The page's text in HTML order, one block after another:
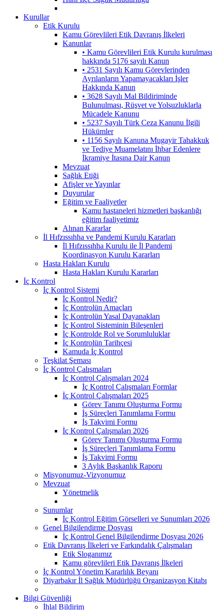
Kurullar
Etik Kurulu
Kamu Görevlileri Etik Davranış İlkeleri
Kanunlar
• Kamu Görevlileri Etik Kurulu kurulması
hakkında 5176 sayılı Kanun
• 2531 Sayılı Kamu Görevlerinden
Ayrılanların Yapamayacakları İşler
Hakkında Kanun
• 3628 Sayılı Mal Bildiriminde
Bulunulması, Rüşvet ve Yolsuzluklarla
Mücadele Kanunu
• 5237 Sayılı Türk Ceza Kanunu İlgili
Hükümler
• 1156 Sayılı Kanuna Mugayir Tahakkuk
ve Tediye Muamelatını İhbar Edenlere
İkramiye İtasına Dair Kanun
Mevzuat
Sağlık Etiği
Afişler ve Yayınlar
Duyurular
Eğitim ve Faaliyetler
Kamu hastaneleri hizmetleri başkanlığı
eğitim faaliyetimiz
Alınan Kararlar
İl Hıfzıssıhha ve Pandemi Kurulu Kararları
İl Hıfzıssıhha Kurulu ile İl Pandemi
Koordinasyon Kurulu Kararları
Hasta Hakları Kurulu
Hasta Hakları Kurulu Kararları
İç Kontrol
İç Kontrol Sistemi
İç Kontrol Nedir?
İç Kontrolün Amaçları
İç Kontrolün Yasal Dayanakları
İç Kontrol Sisteminin Bileşenleri
İç Kontrolde Rol ve Sorumluluklar
İç Kontrolün Tarihçesi
Kamuda İç Kontrol
Teşkilat Şeması
İç Kontrol Çalışmaları
İç Kontrol Çalışmaları 2024
İç Kontrol Çalışmaları Formlar
İç Kontrol Çalışmaları 2025
Görev Tanımı Oluşturma Formu
İş Süreçleri Tanımlama Formu
İş Takvimi Formu
İç Kontrol Çalışmaları 2026
Görev Tanımı Oluşturma Formu
İş Süreçleri Tanımlama Formu
İş Takvimi Formu
3 Aylık Başkanlık Raporu
Misyonumuz-Vizyonumuz
Mevzuat
Yönetmelik
Sunumlar
İç Kontrol Eğitim Görselleri ve Sunumları 2026
Genel Bilgilendirme Dosyası
İç Kontrol Genel Bilgilendirme Dosyası 2026
Etik Davranış İlkeleri ve Farkındalık Çalışmaları
Etik Sloganımız
Kamu görevlileri Etik Davranış İlkeleri
İç Kontrol Yönetim Kararlılık Beyanı
Diyarbakır İl Sağlık Müdürlüğü Organizasyon Kitabı
Bilgi Güvenliği
İhlal Bildirim